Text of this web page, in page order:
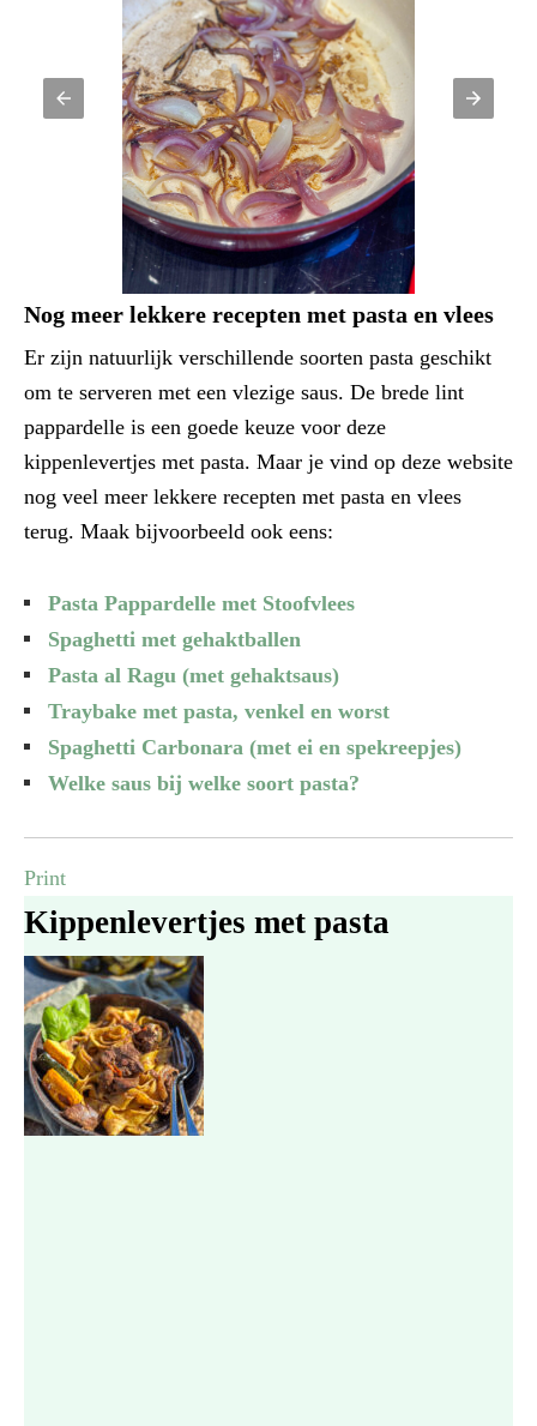
Nog meer lekkere recepten met pasta en vlees
Er zijn natuurlijk verschillende soorten pasta geschikt
om te serveren met een vlezige saus. De brede lint
pappardelle is een goede keuze voor deze
kippenlevertjes met pasta. Maar je vind op deze website
nog veel meer lekkere recepten met pasta en vlees
terug. Maak bijvoorbeeld ook eens:
Pasta Pappardelle met Stoofvlees
Spaghetti met gehaktballen
Pasta al Ragu (met gehaktsaus)
Traybake met pasta, venkel en worst
Spaghetti Carbonara (met ei en spekreepjes)
Welke saus bij welke soort pasta?
Print
Kippenlevertjes met pasta